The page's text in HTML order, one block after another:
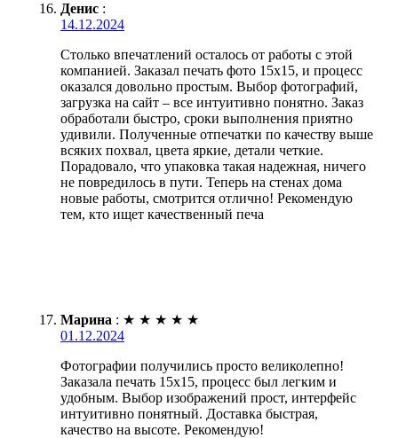
Денис :
14.12.2024
Столько впечатлений осталось от работы с этой
компанией. Заказал печать фото 15х15, и процесс
оказался довольно простым. Выбор фотографий,
загрузка на сайт – все интуитивно понятно. Заказ
обработали быстро, сроки выполнения приятно
удивили. Полученные отпечатки по качеству выше
всяких похвал, цвета яркие, детали четкие.
Порадовало, что упаковка такая надежная, ничего
не повредилось в пути. Теперь на стенах дома
новые работы, смотрится отлично! Рекомендую
тем, кто ищет качественный печа
Марина : ★ ★ ★ ★ ★
01.12.2024
Фотографии получились просто великолепно!
Заказала печать 15х15, процесс был легким и
удобным. Выбор изображений прост, интерфейс
интуитивно понятный. Доставка быстрая,
качество на высоте. Рекомендую!